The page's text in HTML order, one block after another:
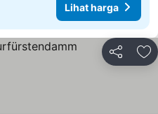
Lihat harga
Bagikan